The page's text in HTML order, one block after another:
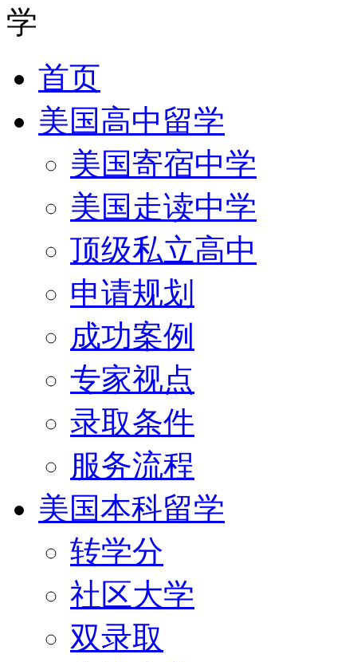
首页
美国高中留学
美国寄宿中学
美国走读中学
顶级私立高中
申请规划
成功案例
专家视点
录取条件
服务流程
美国本科留学
转学分
社区大学
双录取